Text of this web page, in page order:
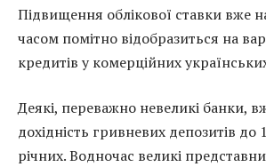
Підвищення облікової ставки вже
часом помітно відобразиться на
кредитів у комерційних
Деякі, переважно невеликі банки,
дохідність гривневих депозитів до
річних. Водночас великі